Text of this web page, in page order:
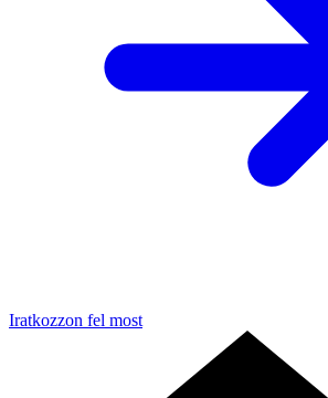
Iratkozzon fel most